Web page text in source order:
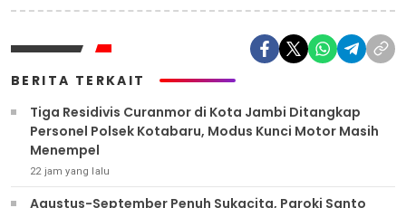
BERITA TERKAIT
Tiga Residivis Curanmor di Kota Jambi Ditangkap
Personel Polsek Kotabaru, Modus Kunci Motor Masih
Menempel
22 jam yang lalu
Agustus-September Penuh Sukacita, Paroki Santo